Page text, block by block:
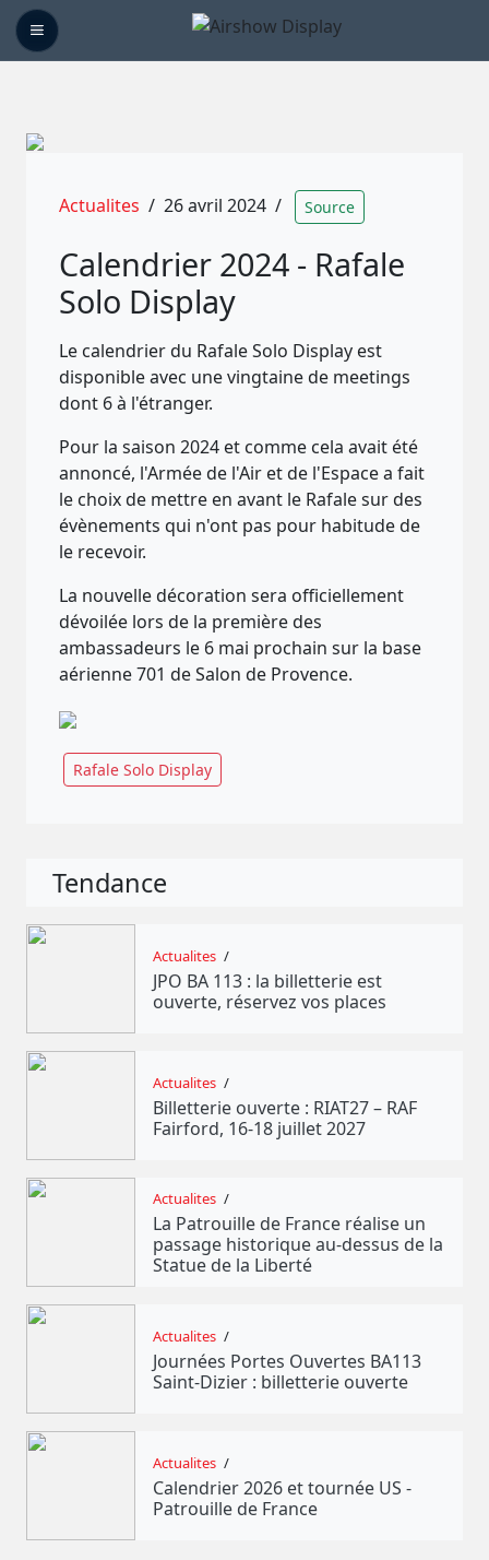
Actualites / 26 avril 2024 / Source
Calendrier 2024 - Rafale
Solo Display
Le calendrier du Rafale Solo Display est
disponible avec une vingtaine de meetings
dont 6 à l'étranger.
Pour la saison 2024 et comme cela avait été
annoncé, l'Armée de l'Air et de l'Espace a fait
le choix de mettre en avant le Rafale sur des
évènements qui n'ont pas pour habitude de
le recevoir.
La nouvelle décoration sera officiellement
dévoilée lors de la première des
ambassadeurs le 6 mai prochain sur la base
aérienne 701 de Salon de Provence.
Rafale Solo Display
Tendance
Actualites /
JPO BA 113 : la billetterie est
ouverte, réservez vos places
Actualites /
Billetterie ouverte : RIAT27 – RAF
Fairford, 16-18 juillet 2027
Actualites /
La Patrouille de France réalise un
passage historique au-dessus de la
Statue de la Liberté
Actualites /
Journées Portes Ouvertes BA113
Saint-Dizier : billetterie ouverte
Actualites /
Calendrier 2026 et tournée US -
Patrouille de France